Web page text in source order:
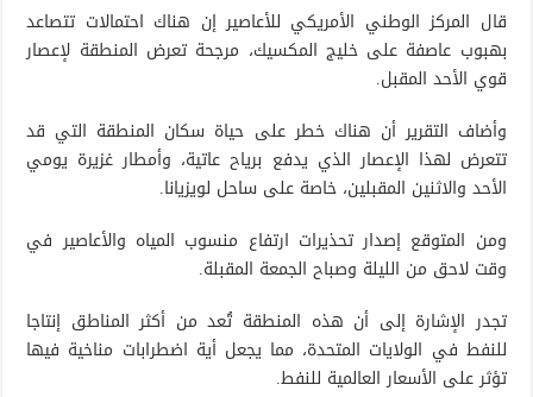
قال المركز الوطني الأمريكي للأعاصير إن هناك احتمالات تتصاعد
بهبوب عاصفة على خليج المكسيك، مرجحة تعرض المنطقة لإعصار
قوي الأحد المقبل.
وأضاف التقرير أن هناك خطر على حياة سكان المنطقة التي قد
تتعرض لهذا الإعصار الذي يدفع برياح عاتية، وأمطار غزيرة يومي
الأحد والاثنين المقبلين، خاصة على ساحل لويزيانا.
ومن المتوقع إصدار تحذيرات ارتفاع منسوب المياه والأعاصير في
وقت لاحق من الليلة وصباح الجمعة المقبلة.
تجدر الإشارة إلى أن هذه المنطقة تُعد من أكثر المناطق إنتاجا
للنفط في الولايات المتحدة، مما يجعل أية اضطرابات مناخية فيها
تؤثر على الأسعار العالمية للنفط.